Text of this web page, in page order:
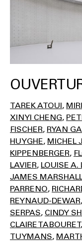
TAREK ATOUI
XINYI CHENG
FISCHER RYAN
HUYGHE MICHEL
KIPPENBERGER
LAVIER LOUISE A.
JAMES
PARRENO
REYNAUD-DEWAR
SERPAS CINDY
CLAIRE TABOURET
TUYMANS